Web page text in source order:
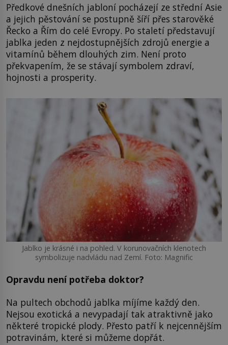
Předkové dnešních jabloní pocházejí ze střední Asie
a jejich pěstování se postupně šíří přes starověké
Řecko a Řím do celé Evropy. Po staletí představují
jablka jeden z nejdostupnějších zdrojů energie a
vitamínů během dlouhých zim. Není proto
překvapením, že se stávají symbolem zdraví,
hojnosti a prosperity.
Jablko je krásné i na pohled. V korunovačních klenotech
symbolizuje nadvládu nad Zemí. Foto: Magnific
Opravdu není potřeba doktor?
Na pultech obchodů jablka míjíme každý den.
Nejsou exotická a nevypadají tak atraktivně jako
některé tropické plody. Přesto patří k nejcennějším
potravinám, které si můžeme dopřát.